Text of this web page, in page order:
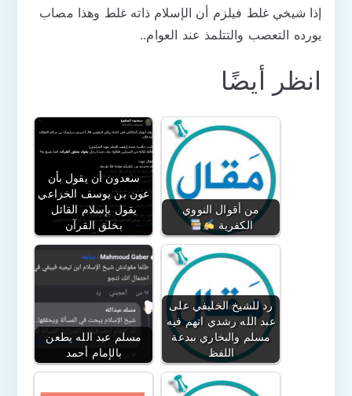
إذا شيخي غلط فيلزم أن الإسلام ذاته غلط وهذا مصاب
يورده التعصب والتتلمذ عند العوام..
انظر أيضًا
سعدون أن يقول بأن
عون بن يوسف الخزاعي
يقول بإسلام القائل
بخلق القرآن
من أقوال النووي
الكفرية
مسلم عبد الله يطعن
بالإمام أحمد
رد للشيخ الخليفي على
عبد الله رشدي اتهم فيه
مسلم والبخاري ببدعة
اللفظ